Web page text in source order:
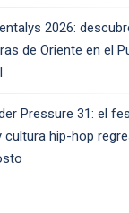
2026:
de Oriente en el
Pressure 31: el
cultura hip-hop